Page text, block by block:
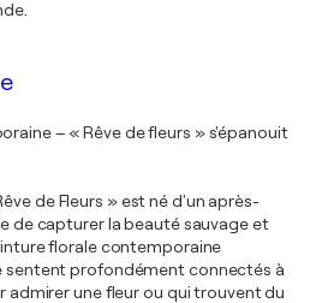
– « Rêve de fleurs » s'épanouit
de Fleurs » est né d'un après-
de capturer la beauté sauvage et
florale contemporaine
sentent profondément connectés à
admirer une fleur ou qui trouvent du